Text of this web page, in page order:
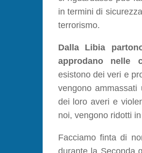
in termini di
terrorismo.
Dalla Libia
approdano nelle
esistono dei veri e
vengono
dei loro averi e
noi, vengono ridotti
Facciamo finta di
durante la Seconda